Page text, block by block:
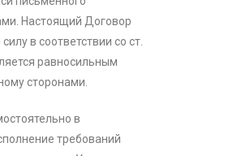
Настоящий Договор
в соответствии со ст.
равносильным
сторонами.
в
требований